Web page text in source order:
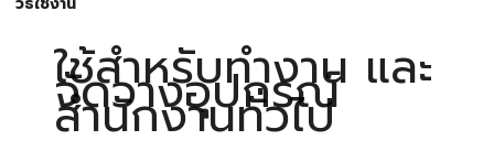
ใช้สำหรับทำงาน และ
จัดวางอุปกรณ์
สำนักงานทั่วไป